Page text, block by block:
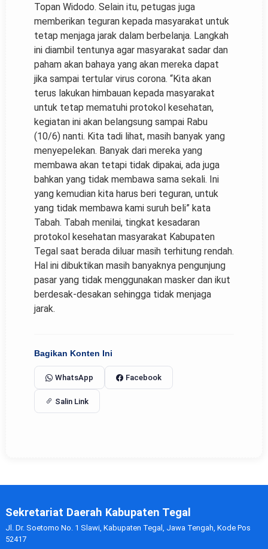
Topan Widodo. Selain itu, petugas juga
memberikan teguran kepada masyarakat untuk
tetap menjaga jarak dalam berbelanja. Langkah
ini diambil tentunya agar masyarakat sadar dan
paham akan bahaya yang akan mereka dapat
jika sampai tertular virus corona. “Kita akan
terus lakukan himbauan kepada masyarakat
untuk tetap mematuhi protokol kesehatan,
kegiatan ini akan belangsung sampai Rabu
(10/6) nanti. Kita tadi lihat, masih banyak yang
menyepelekan. Banyak dari mereka yang
membawa akan tetapi tidak dipakai, ada juga
bahkan yang tidak membawa sama sekali. Ini
yang kemudian kita harus beri teguran, untuk
yang tidak membawa kami suruh beli” kata
Tabah. Tabah menilai, tingkat kesadaran
protokol kesehatan masyarakat Kabupaten
Tegal saat berada diluar masih terhitung rendah.
Hal ini dibuktikan masih banyaknya pengunjung
pasar yang tidak menggunakan masker dan ikut
berdesak-desakan sehingga tidak menjaga
jarak.
Bagikan Konten Ini
WhatsApp Facebook
Salin Link
Sekretariat Daerah Kabupaten Tegal
Jl. Dr. Soetomo No. 1 Slawi, Kabupaten Tegal, Jawa Tengah, Kode Pos
52417